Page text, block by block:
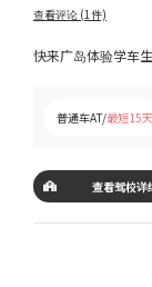
查看评论 (1件)
快来广岛体验学车
普通车AT/最短15天
查看驾校详